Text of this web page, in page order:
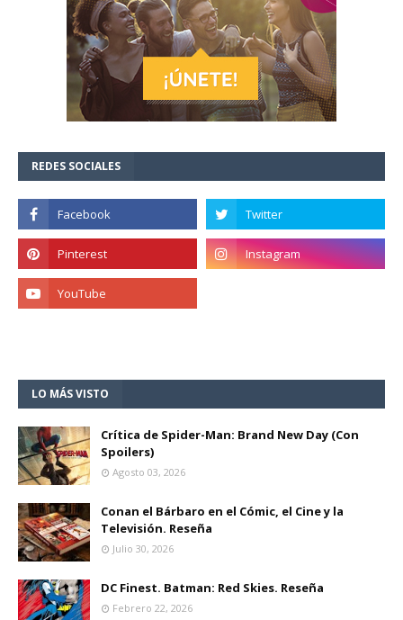
REDES SOCIALES
LO MÁS VISTO
Crítica de Spider-Man: Brand New Day (Con
Spoilers)
Agosto 03, 2026
Conan el Bárbaro en el Cómic, el Cine y la
Televisión. Reseña
Julio 30, 2026
DC Finest. Batman: Red Skies. Reseña
Febrero 22, 2026